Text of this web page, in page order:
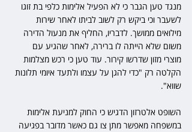
מנגד טען הגבר כי לא הפעיל אלימות כלפי בת זוגו
לשעבר וכי ביקש רק לשוב לביתו לאחר שירות
מילואים ממושך. לדבריו, החליף את מנעול הדירה
משום שלא הייתה לו ברירה, לאחר שהגיע עם
מוצרי מזון שדרשו קירור. עוד טען כי רכש מצלמות
הקלטה רק "כדי להגן על עצמו ולתעד איומי תלונות
שווא".
השופט אלטרזון הדגיש כי החוק למניעת אלימות
במשפחה מאפשר מתן צו גם כאשר מדובר בפגיעה